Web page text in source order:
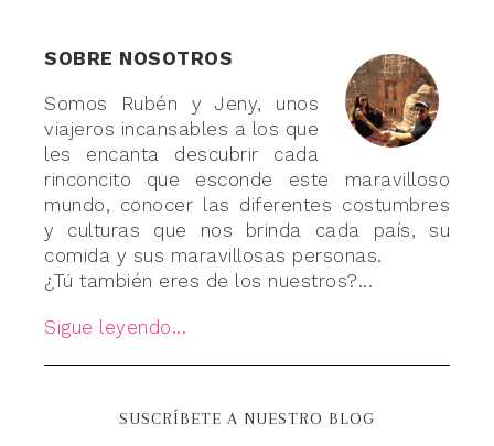
SOBRE NOSOTROS
Somos Rubén y Jeny, unos
viajeros incansables a los que
les encanta descubrir cada
rinconcito que esconde este maravilloso
mundo, conocer las diferentes costumbres
y culturas que nos brinda cada país, su
comida y sus maravillosas personas.
¿Tú también eres de los nuestros?...
Sigue leyendo...
SUSCRÍBETE A NUESTRO BLOG